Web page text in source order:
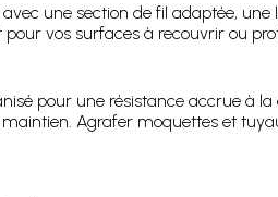
une section de fil adaptée,
vos surfaces à recouvrir ou
pour une résistance accrue à
Agrafer moquettes et